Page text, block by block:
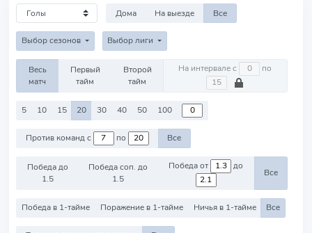
Дома На выезде Все
Выбор сезонов Выбор лиги
Весь
матч
Первый
тайм
Второй
тайм
На интервале с по
5 10 15 20 30 40 50 100
Против команд с по Все
Победа до
1.5
Победа соп. до
1.5
Победа от до
Все
Победа в 1-тайме Поражение в 1-тайме Ничья в 1-тайме Все